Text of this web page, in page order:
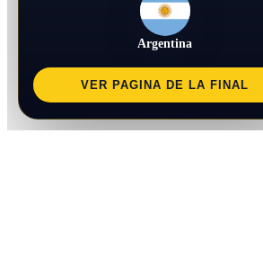
Argentina
VER PAGINA DE LA FINAL